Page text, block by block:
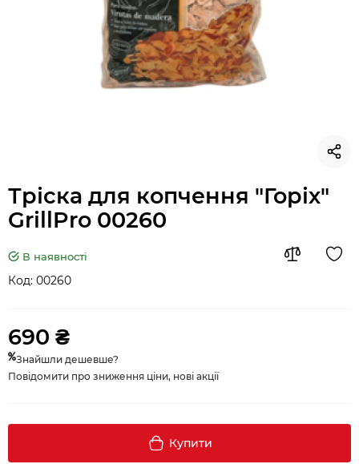
Тріска для копчення "Горіх"
GrillPro 00260
В наявності
Код: 00260
690 ₴
Знайшли дешевше?
Повідомити про зниження ціни, нові акції
Купити